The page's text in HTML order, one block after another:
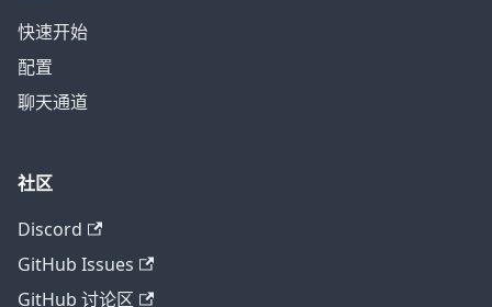
快速开始
配置
聊天通道
社区
Discord
GitHub Issues
GitHub 讨论区